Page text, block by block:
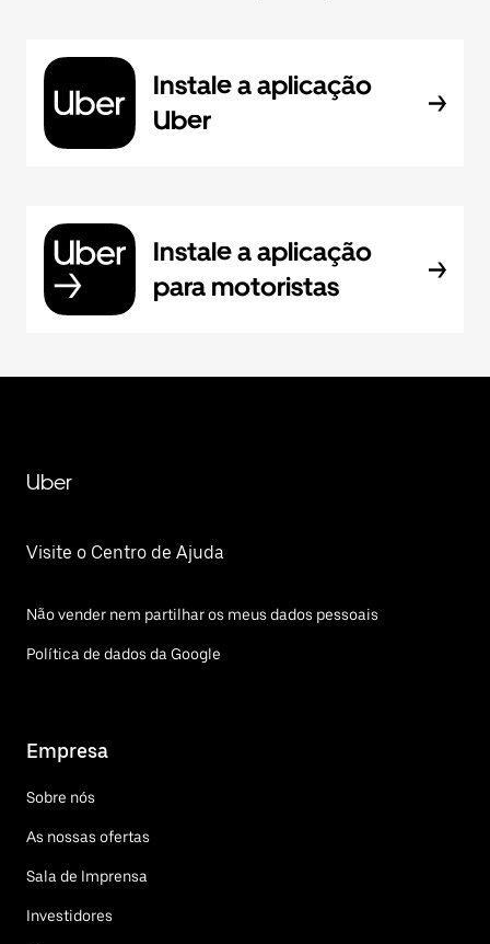
Instale a aplicação
Uber
Instale a aplicação
para motoristas
Uber
Visite o Centro de Ajuda
Não vender nem partilhar os meus dados pessoais
Política de dados da Google
Empresa
Sobre nós
As nossas ofertas
Sala de Imprensa
Investidores